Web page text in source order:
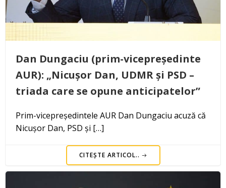
Dan Dungaciu (prim-vicepreședinte
AUR): „Nicușor Dan, UDMR și PSD –
triada care se opune anticipatelor”
Prim-vicepreședintele AUR Dan Dungaciu acuză că
Nicușor Dan, PSD și […]
CITEȘTE ARTICOL..